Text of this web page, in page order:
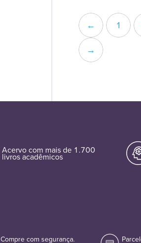
← 1
→
Acervo com mais de 1.700
livros acadêmicos
Compre com segurança.